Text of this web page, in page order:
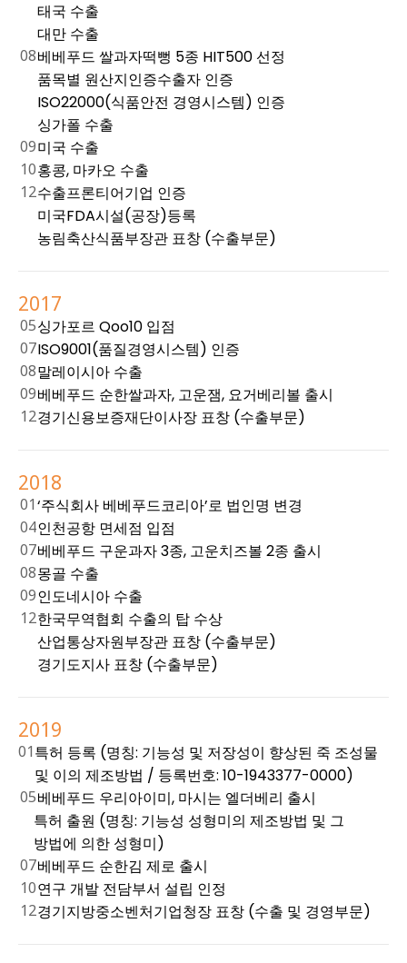
태국 수출
대만 수출
08베베푸드 쌀과자떡뻥 5종 HIT500 선정
품목별 원산지인증수출자 인증
ISO22000(식품안전 경영시스템) 인증
싱가폴 수출
09미국 수출
10홍콩, 마카오 수출
12수출프론티어기업 인증
미국FDA시설(공장)등록
농림축산식품부장관 표창 (수출부문)
2017
05싱가포르 Qoo10 입점
07ISO9001(품질경영시스템) 인증
08말레이시아 수출
09베베푸드 순한쌀과자, 고운잼, 요거베리볼 출시
12경기신용보증재단이사장 표창 (수출부문)
2018
01‘주식회사 베베푸드코리아’로 법인명 변경
04인천공항 면세점 입점
07베베푸드 구운과자 3종, 고운치즈볼 2종 출시
08몽골 수출
09인도네시아 수출
12한국무역협회 수출의 탑 수상
산업통상자원부장관 표창 (수출부문)
경기도지사 표창 (수출부문)
2019
01특허 등록 (명칭: 기능성 및 저장성이 향상된 죽 조성물
및 이의 제조방법 / 등록번호: 10-1943377-0000)
05베베푸드 우리아이미, 마시는 엘더베리 출시
특허 출원 (명칭: 기능성 성형미의 제조방법 및 그
방법에 의한 성형미)
07베베푸드 순한김 제로 출시
10연구 개발 전담부서 설립 인정
12경기지방중소벤처기업청장 표창 (수출 및 경영부문)